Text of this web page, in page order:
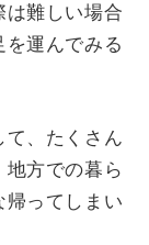
は難しい場合
運んでみる
て、たくさん
方での暮ら
帰ってしまい